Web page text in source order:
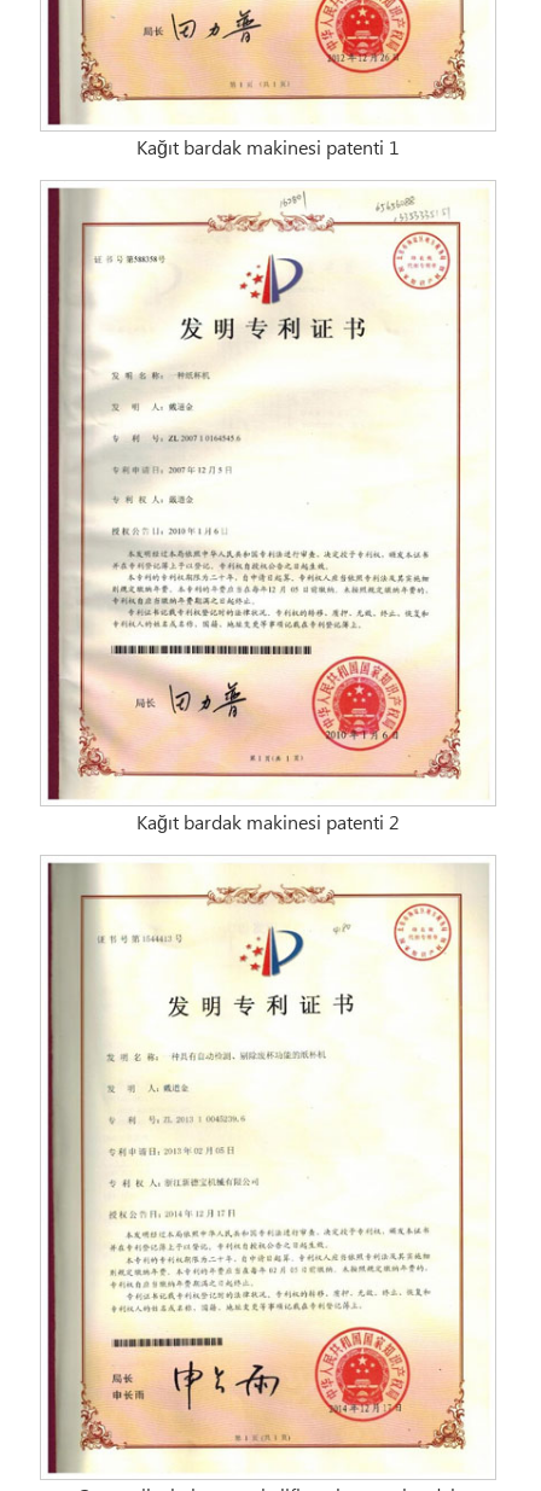
Kağıt bardak makinesi patenti 1
Kağıt bardak makinesi patenti 2